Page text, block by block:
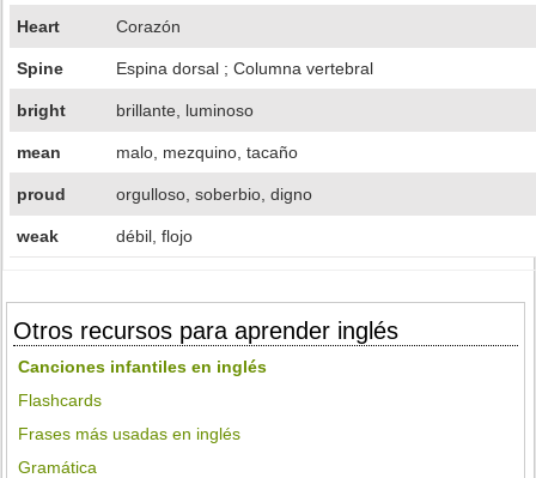
Heart Corazón
Spine Espina dorsal ; Columna vertebral
bright brillante, luminoso
mean malo, mezquino, tacaño
proud orgulloso, soberbio, digno
weak débil, flojo
Otros recursos para aprender inglés
Canciones infantiles en inglés
Flashcards
Frases más usadas en inglés
Gramática